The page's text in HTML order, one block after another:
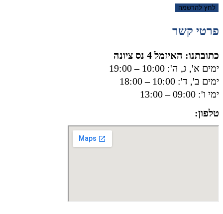
לחץ להרשמה
פרטי קשר
כתובתנו: האיזמל 4 נס ציונה
ימים א', ג, ה': 10:00 – 19:00
ימים ב', ד': 10:00 – 18:00
ימי ו': 09:00 – 13:00
טלפון: